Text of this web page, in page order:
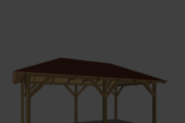
WYBIERZ OPCJE